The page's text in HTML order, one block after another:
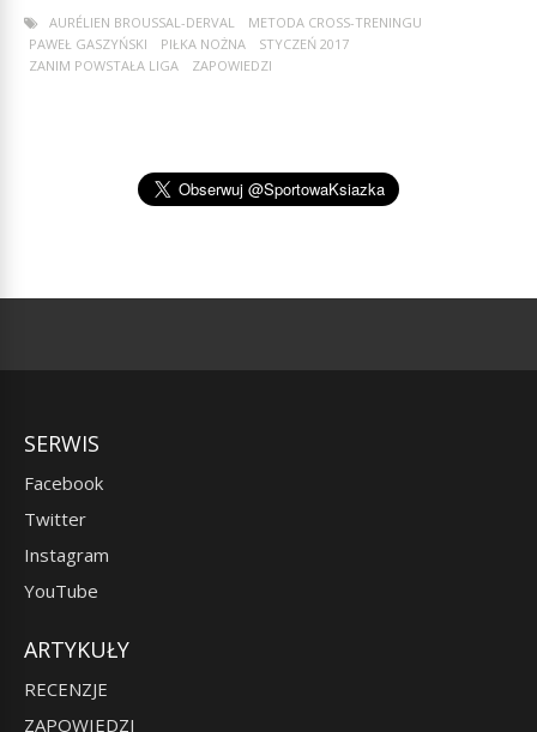
AURÉLIEN BROUSSAL-DERVAL
METODA CROSS-TRENINGU
PAWEŁ GASZYŃSKI
PIŁKA NOŻNA
STYCZEŃ 2017
ZANIM POWSTAŁA LIGA
ZAPOWIEDZI
SERWIS
Facebook
Twitter
Instagram
YouTube
ARTYKUŁY
RECENZJE
ZAPOWIEDZI